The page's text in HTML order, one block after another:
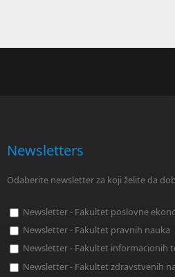
Newsletters
Odaberite newsletter za koji želite da
Newsletter - Fakultet poslovne
Newsletter - Fakultet pravnih nauka
Newsletter - Fakultet informacionih
Newsletter - Fakultet zdravstvenih